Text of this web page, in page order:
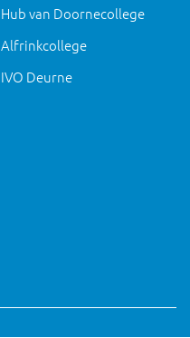
Hub van Doornecollege
Alfrinkcollege
IVO Deurne